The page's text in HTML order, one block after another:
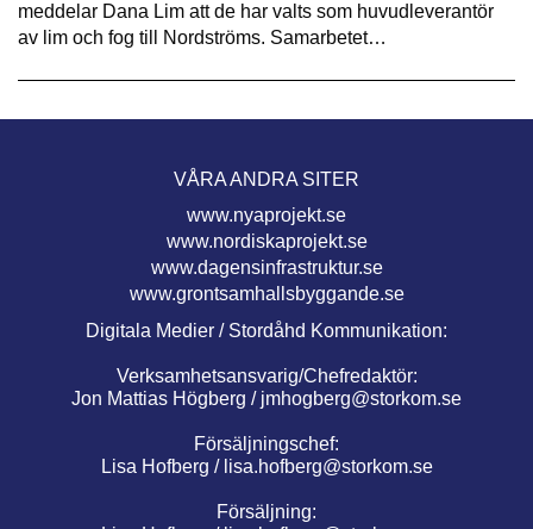
meddelar Dana Lim att de har valts som huvudleverantör
av lim och fog till Nordströms. Samarbetet…
VÅRA ANDRA SITER
www.nyaprojekt.se
www.nordiskaprojekt.se
www.dagensinfrastruktur.se
www.grontsamhallsbyggande.se
Digitala Medier / Stordåhd Kommunikation:
Verksamhetsansvarig/Chefredaktör:
Jon Mattias Högberg / jmhogberg@storkom.se
Försäljningschef:
Lisa Hofberg / lisa.hofberg@storkom.se
Försäljning: